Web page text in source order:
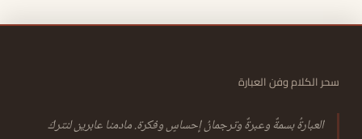
سحر الكلام وفن العبارة
العبارةُ بسمةٌ وعبرةٌ وترجمانُ إحساسٍ وفكرة. مادمنا عابرين لنتركَ